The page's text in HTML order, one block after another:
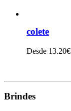
colete
Desde 13.20€
Brindes